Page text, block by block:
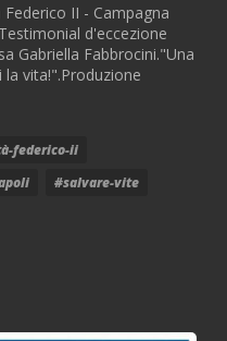
II - Campagna
d'eccezione
Gabriella Fabbrocini."Una
vita!".Produzione
federico-ii
#salvare-vite